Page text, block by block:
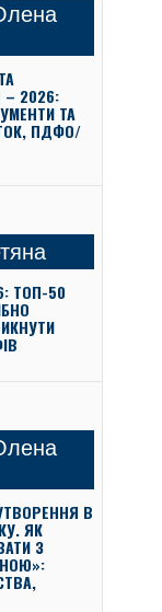
– 2026:
ТА
ПДФО/
ТОП-50
В
ЯК
З